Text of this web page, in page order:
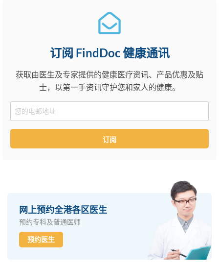
订阅 FindDoc 健康通讯
获取由医生及专家提供的健康医疗资讯、产品优惠及贴
士，以第一手资讯守护您和家人的健康。
Email
订阅
网上预约全港各区医生
预约专科及普通医师
预约医生